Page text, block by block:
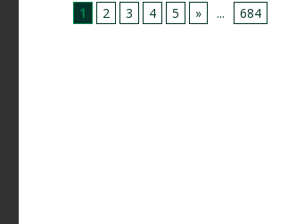
1
2 3 4 5 » ... 684